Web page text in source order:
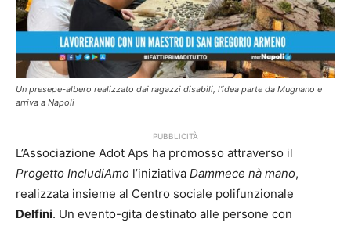
Un presepe-albero realizzato dai ragazzi disabili, l'idea parte da Mugnano e
arriva a Napoli
PUBBLICITÀ
L’Associazione Adot Aps ha promosso attraverso il
Progetto IncludiAmo l’iniziativa Dammece nà mano,
realizzata insieme al Centro sociale polifunzionale
Delfini. Un evento-gita destinato alle persone con